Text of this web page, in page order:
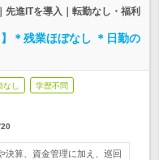
進ITを導入｜転勤なし・福利
＊残業ほぼなし ＊日勤の
なし 学歴不問
決算、資金管理に加え、巡回